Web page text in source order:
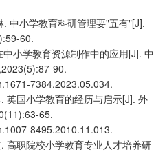
中小学教育科研管理要"五有"[J].
60.
小学教育资源制作中的应用[J]. 中
90.
7384.2023.05.034.
英国小学教育的经历与启示[J]. 外
65.
8495.2010.11.013.
高职院校小学教育专业人才培养研